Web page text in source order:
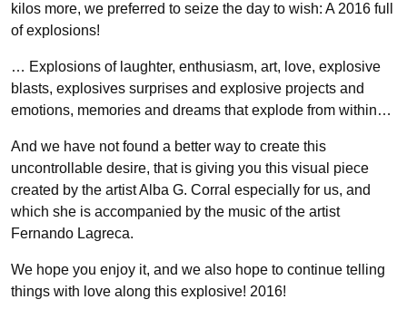
kilos more, we preferred to seize the day to wish: A 2016 full
of explosions!
… Explosions of laughter, enthusiasm, art, love, explosive
blasts, explosives surprises and explosive projects and
emotions, memories and dreams that explode from within…
And we have not found a better way to create this
uncontrollable desire, that is giving you this visual piece
created by the artist Alba G. Corral especially for us, and
which she is accompanied by the music of the artist
Fernando Lagreca.
We hope you enjoy it, and we also hope to continue telling
things with love along this explosive! 2016!